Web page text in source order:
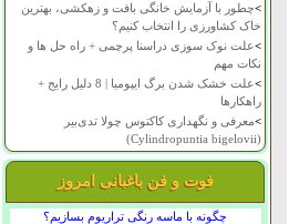
>چطور با آزمایش خانگی بافت و زهکشی، بهترین
خاک کشاورزی را انتخاب کنیم؟
>علت نوک سوزی دراسنا پرچمی + راه حل ها و
نکات مهم
>
علت خشک شدن برگ ایپومیا | 8 دلیل رایج +
راهکارها
>معرفی و نگهداری کاکتوس چولا تدی‌بیر
(Cylindropuntia bigelovii)
فوت و فن باغبانی امروز
چگونه با ماسه رنگی تراریوم بسازیم؟